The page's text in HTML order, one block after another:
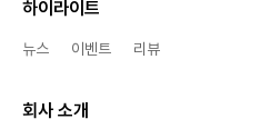
하이라이트
뉴스 이벤트 리뷰
회사 소개